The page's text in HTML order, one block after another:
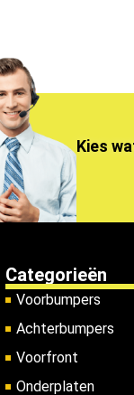
Kies
Categorieën
Voorbumpers
Achterbumpers
Voorfront
Onderplaten